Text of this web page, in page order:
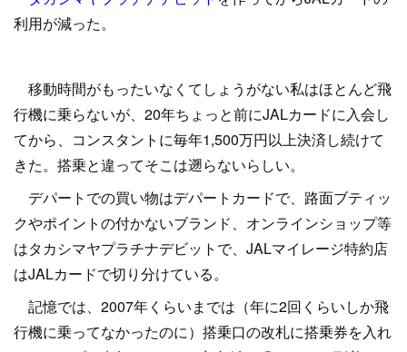
利用が減った。
移動時間がもったいなくてしょうがない私はほとんど飛
行機に乗らないが、20年ちょっと前にJALカードに入会し
てから、コンスタントに毎年1,500万円以上決済し続けて
きた。搭乗と違ってそこは遡らないらしい。
デパートでの買い物はデパートカードで、路面ブティッ
クやポイントの付かないブランド、オンラインショップ等
はタカシマヤプラチナデビットで、JALマイレージ特約店
はJALカードで切り分けている。
記憶では、2007年くらいまでは（年に2回くらいしか飛
行機に乗ってなかったのに）搭乗口の改札に搭乗券を入れ